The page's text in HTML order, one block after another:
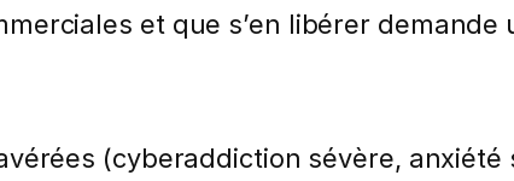
et que s’en libérer
(cyberaddiction sévère, anxiété